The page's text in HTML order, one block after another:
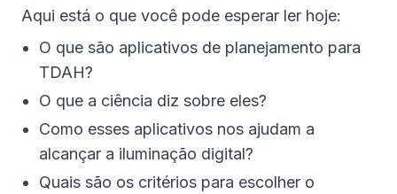
Aqui está o que você pode esperar ler hoje:
O que são aplicativos de planejamento para
TDAH?
O que a ciência diz sobre eles?
Como esses aplicativos nos ajudam a
alcançar a iluminação digital?
Quais são os critérios para escolher o